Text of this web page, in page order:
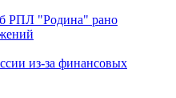
РПЛ "Родина" рано
из-за финансовых